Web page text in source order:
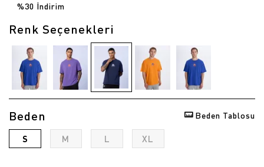
%30 İndirim
Renk Seçenekleri
Beden Beden Tablosu
S M L XL